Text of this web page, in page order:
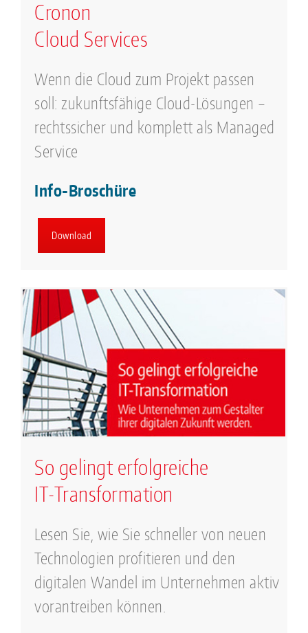
Cronon
Cloud Services
Wenn die Cloud zum Projekt passen
soll: zukunftsfähige Cloud-Lösungen –
rechtssicher und komplett als Managed
Service
Info-Broschüre
Download
So gelingt erfolgreiche
IT-Transformation
Lesen Sie, wie Sie schneller von neuen
Technologien profitieren und den
digitalen Wandel im Unternehmen aktiv
vorantreiben können.